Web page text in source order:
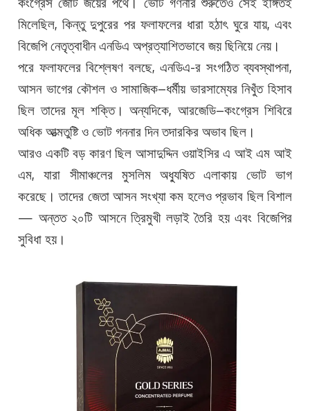
মিলেছিল, কিন্তু দুপুরের পর ফলাফলের ধারা হঠাৎ ঘুরে যায়, এবং
বিজেপি নেতৃত্বাধীন এনডিএ অপ্রত্যাশিতভাবে জয় ছিনিয়ে নেয়।
পরে ফলাফলের বিশ্লেষণ বলছে, এনডিএ-র সংগঠিত ব্যবস্থাপনা,
আসন ভাগের কৌশল ও সামাজিক–ধর্মীয় ভারসাম্যের নিখুঁত হিসাব
ছিল তাদের মূল শক্তি। অন্যদিকে, আরজেডি–কংগ্রেস শিবিরে
অধিক আত্মতুষ্টি ও ভোট গননার দিন তদারকির অভাব ছিল।
আরও একটি বড় কারণ ছিল আসাদুদ্দিন ওয়াইসির এ আই এম আই
এম, যারা সীমাঞ্চলের মুসলিম অধ্যুষিত এলাকায় ভোট ভাগ
করেছে। তাদের জেতা আসন সংখ্যা কম হলেও প্রভাব ছিল বিশাল
— অন্তত ২০টি আসনে ত্রিমুখী লড়াই তৈরি হয় এবং বিজেপির
সুবিধা হয়।